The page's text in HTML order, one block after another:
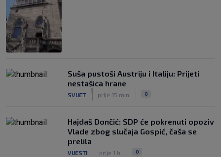
Suša pustoši Austriju i Italiju: Prijeti
nestašica hrane
SVIJET prije 15 min 0
Hajdaš Dončić: SDP će pokrenuti opoziv
Vlade zbog slučaja Gospić, čaša se
prelila
VIJESTI prije 1 h 0